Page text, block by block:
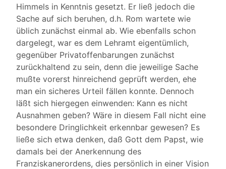
Himmels in Kenntnis gesetzt. Er ließ jedoch die
Sache auf sich beruhen, d.h. Rom wartete wie
üblich zunächst einmal ab. Wie ebenfalls schon
dargelegt, war es dem Lehramt eigentümlich,
gegenüber Privatoffenbarungen zunächst
zurückhaltend zu sein, denn die jeweilige Sache
mußte vorerst hinreichend geprüft werden, ehe
man ein sicheres Urteil fällen konnte. Dennoch
läßt sich hiergegen einwenden: Kann es nicht
Ausnahmen geben? Wäre in diesem Fall nicht eine
besondere Dringlichkeit erkennbar gewesen? Es
ließe sich etwa denken, daß Gott dem Papst, wie
damals bei der Anerkennung des
Franziskanerordens, dies persönlich in einer Vision